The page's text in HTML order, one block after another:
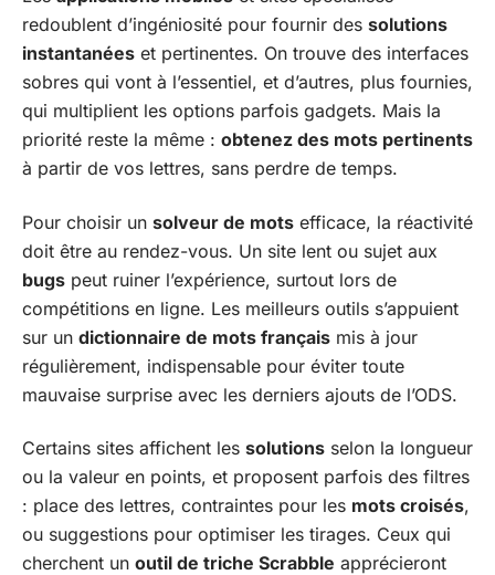
redoublent d’ingéniosité pour fournir des solutions
instantanées et pertinentes. On trouve des interfaces
sobres qui vont à l’essentiel, et d’autres, plus fournies,
qui multiplient les options parfois gadgets. Mais la
priorité reste la même : obtenez des mots pertinents
à partir de vos lettres, sans perdre de temps.
Pour choisir un solveur de mots efficace, la réactivité
doit être au rendez-vous. Un site lent ou sujet aux
bugs peut ruiner l’expérience, surtout lors de
compétitions en ligne. Les meilleurs outils s’appuient
sur un dictionnaire de mots français mis à jour
régulièrement, indispensable pour éviter toute
mauvaise surprise avec les derniers ajouts de l’ODS.
Certains sites affichent les solutions selon la longueur
ou la valeur en points, et proposent parfois des filtres
: place des lettres, contraintes pour les mots croisés,
ou suggestions pour optimiser les tirages. Ceux qui
cherchent un outil de triche Scrabble apprécieront